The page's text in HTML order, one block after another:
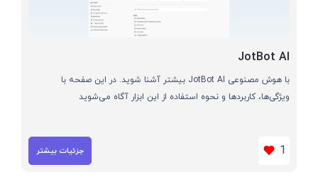
JotBot AI
با هوش مصنوعی JotBot AI بیشتر آشنا شوید. در این صفحه با
ویژگی‌ها، کاربردها و نحوه استفاده از این ابزار آگاه می‌شوید
1 جزئیات بیشتر